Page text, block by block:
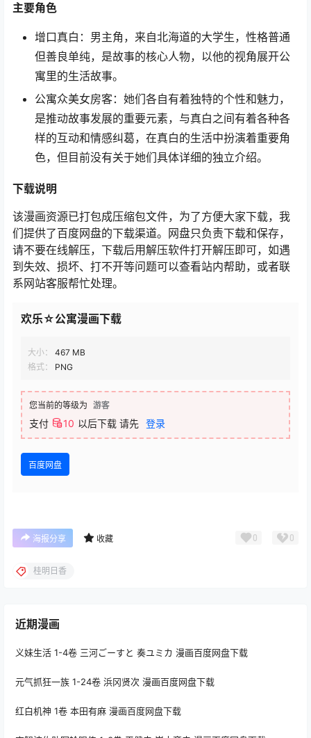
主要角色
增口真白：男主角，来自北海道的大学生，性格普通
但善良单纯，是故事的核心人物，以他的视角展开公
寓里的生活故事。
公寓众美女房客：她们各自有着独特的个性和魅力，
是推动故事发展的重要元素，与真白之间有着各种各
样的互动和情感纠葛，在真白的生活中扮演着重要角
色，但目前没有关于她们具体详细的独立介绍。
下载说明
该漫画资源已打包成压缩包文件，为了方便大家下载，我
们提供了百度网盘的下载渠道。网盘只负责下载和保存，
请不要在线解压，下载后用解压软件打开解压即可，如遇
到失效、损坏、打不开等问题可以查看站内帮助，或者联
系网站客服帮忙处理。
欢乐☆公寓漫画下载
大小：
467 MB
格式：
PNG
您当前的等级为 游客
支付 10 以后下载 请先 登录
百度网盘
海报分享 收藏 0 0
桂明日香
近期漫画
义妹生活 1-4卷 三河ごーすと 奏ユミカ 漫画百度网盘下载
元气抓狂一族 1-24卷 浜冈贤次 漫画百度网盘下载
红白机神 1卷 本田有麻 漫画百度网盘下载